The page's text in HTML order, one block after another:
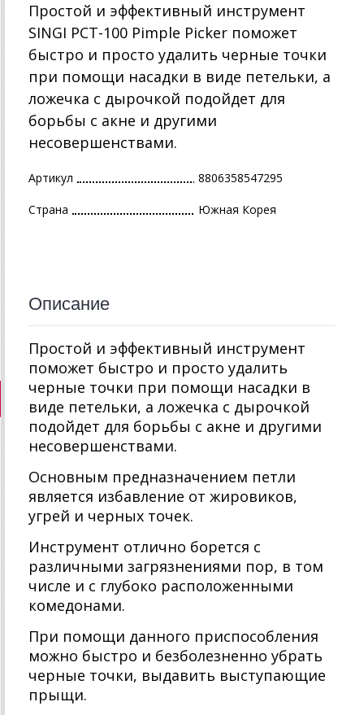
Простой и эффективный инструмент
SINGI PCT-100 Pimple Picker поможет
быстро и просто удалить черные точки
при помощи насадки в виде петельки, а
ложечка с дырочкой подойдет для
борьбы с акне и другими
несовершенствами.
Артикул 8806358547295
Страна Южная Корея
Описание
Простой и эффективный инструмент
поможет быстро и просто удалить
черные точки при помощи насадки в
виде петельки, а ложечка с дырочкой
подойдет для борьбы с акне и другими
несовершенствами.
Основным предназначением петли
является избавление от жировиков,
угрей и черных точек.
Инструмент отлично борется с
различными загрязнениями пор, в том
числе и с глубоко расположенными
комедонами.
При помощи данного приспособления
можно быстро и безболезненно убрать
черные точки, выдавить выступающие
прыщи.